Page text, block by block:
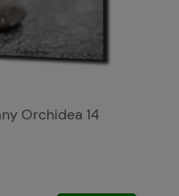
Orchidea 14